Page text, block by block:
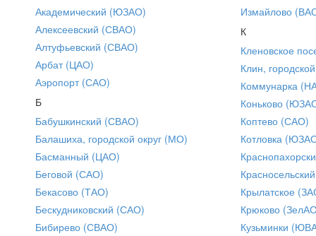
Академический (ЮЗАО)
Алексеевский (СВАО)
Алтуфьевский (СВАО)
Арбат (ЦАО)
Аэропорт (САО)
Б
Бабушкинский (СВАО)
Балашиха, городской округ (МО)
Басманный (ЦАО)
Беговой (САО)
Бекасово (ТАО)
Бескудниковский (САО)
Бибирево (СВАО)
Измайлово
К
Кленовское
Клин,
Коммунарка
Коньково
Коптево (САО)
Котловка
Крылатское
Крюково
Кузьминки